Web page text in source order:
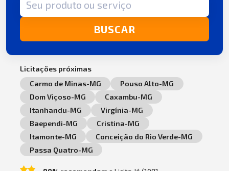
BUSCAR
Licitações próximas
Carmo de Minas-MG
Pouso Alto-MG
Dom Viçoso-MG
Caxambu-MG
Itanhandu-MG
Virgínia-MG
Baependi-MG
Cristina-MG
Itamonte-MG
Conceição do Rio Verde-MG
Passa Quatro-MG